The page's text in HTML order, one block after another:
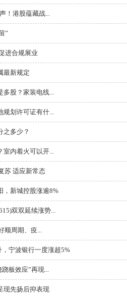
！港股蕴藏战...
”
进合规展业
最新规定
多股？家装电线...
规划许可证有什...
之多少？
室内着火可以开...
苏 适应新常态
，新城控股涨逾8%
双双延续涨势...
顺周期、疫...
宁波银行一度涨超5%
板效应”再现...
现先扬后抑表现